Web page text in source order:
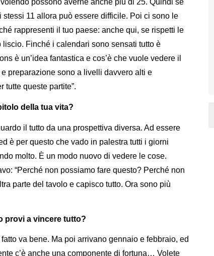
possono averne anche più di 25. Quindi se
11 allora può essere difficile. Poi ci sono le
rappresenti il tuo paese: anche qui, se rispetti le
Finché i calendari sono sensati tutto è
è un’idea fantastica e cos’è che vuole vedere il
preparazione sono a livelli davvero alti e
tutte queste partite”.
della tua vita?
il tutto da una prospettiva diversa. Ad essere
è per questo che vado in palestra tutti i giorni
molto. È un modo nuovo di vedere le cose.
“Perché non possiamo fare questo? Perché non
parte del tavolo e capisco tutto. Ora sono più
provi a vincere tutto?
va bene. Ma poi arrivano gennaio e febbraio, ed
c’è anche una componente di fortuna… Volete